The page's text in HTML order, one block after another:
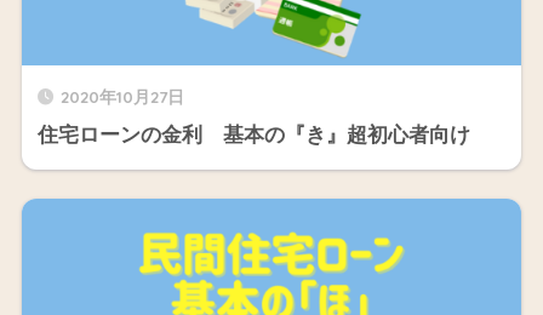
2020年10月27日
住宅ローンの金利 基本の『き』超初心者向け